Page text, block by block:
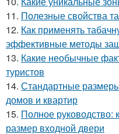
11. Полезные свойства
12. Как применять
эффективные методы
13. Какие необычные
туристов
14. Стандартные
домов и квартир
15. Полное руководство:
размер входной двери